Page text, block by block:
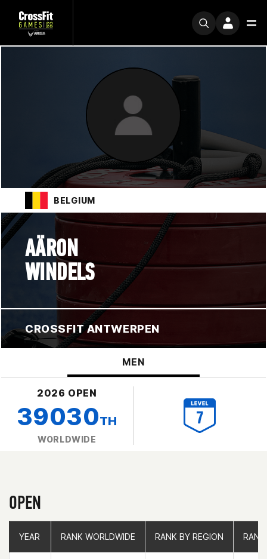
BELGIUM
AÄRON
WINDELS
CROSSFIT ANTWERPEN
MEN
2026 OPEN
39030TH
WORLDWIDE
OPEN
YEAR RANK WORLDWIDE RANK BY REGION
YEAR RANK WORLDWIDE RANK BY REGION